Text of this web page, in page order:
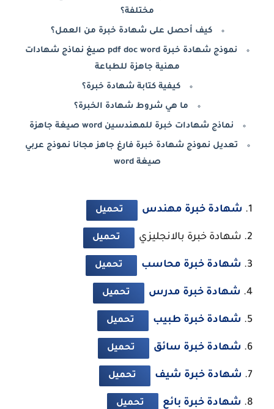
مختلفة؟
كيف أحصل على شهادة خبرة من العمل؟
نموذج شهادة خبرة pdf doc word صيغ نماذج شهادات
مهنية جاهزة للطباعة
كيفية كتابة شهادة خبرة؟
ما هي شروط شهادة الخبرة؟
نماذج شهادات خبرة للمهندسين word صيغة جاهزة
تعديل نموذج شهادة خبرة فارغ جاهز مجانا نموذج عربي
صيغة word
شهادة خبرة مهندس تحميل
شهادة خبرة بالانجليزي تحميل
شهادة خبرة محاسب تحميل
شهادة خبرة مدرس تحميل
شهادة خبرة طبيب تحميل
شهادة خبرة سائق تحميل
شهادة خبرة شيف تحميل
شهادة خبرة بائع تحميل